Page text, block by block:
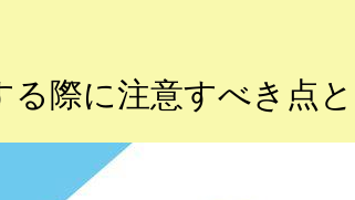
る際に注意すべき点